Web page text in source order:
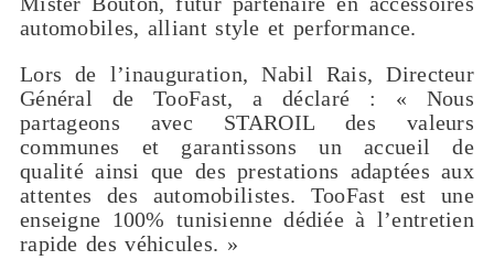
automobiles, alliant style et performance.
Lors de l’inauguration, Nabil Rais, Directeur
Général de TooFast, a déclaré : « Nous
partageons avec STAROIL des valeurs
communes et garantissons un accueil de
qualité ainsi que des prestations adaptées aux
attentes des automobilistes. TooFast est une
enseigne 100% tunisienne dédiée à l’entretien
rapide des véhicules. »